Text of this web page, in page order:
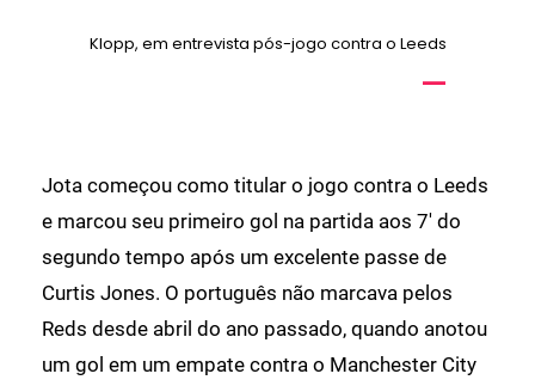
Klopp, em entrevista pós-jogo contra o Leeds
Jota começou como titular o jogo contra o Leeds
e marcou seu primeiro gol na partida aos 7' do
segundo tempo após um excelente passe de
Curtis Jones. O português não marcava pelos
Reds desde abril do ano passado, quando anotou
um gol em um empate contra o Manchester City